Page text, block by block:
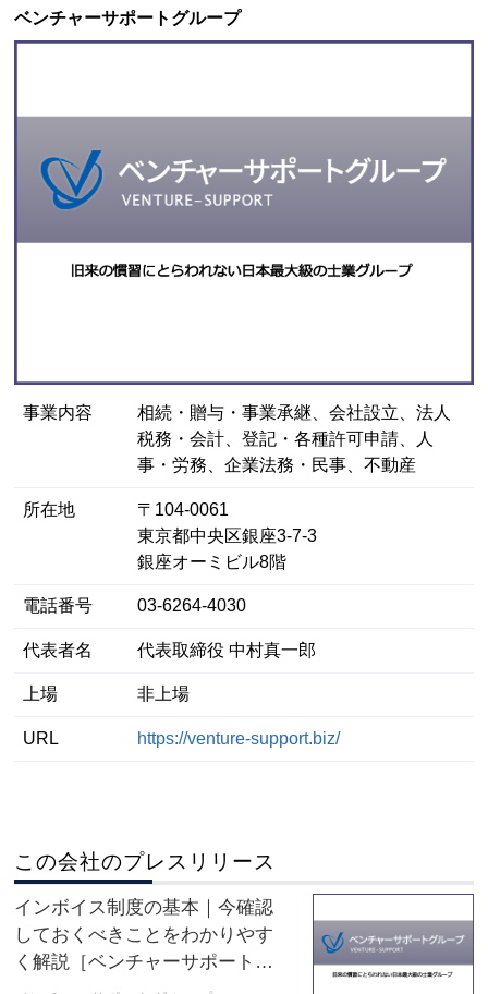
ベンチャーサポートグループ
事業内容
相続・贈与・事業承継、会社設立、法人
税務・会計、登記・各種許可申請、人
事・労務、企業法務・民事、不動産
所在地
〒104-0061
東京都中央区銀座3-7-3
銀座オーミビル8階
電話番号 03-6264-4030
代表者名 代表取締役 中村真一郎
上場 非上場
URL https://venture-support.biz/
この会社のプレスリリース
インボイス制度の基本｜今確認
しておくべきことをわかりやす
く解説［ベンチャーサポート税
理士法人 コラム］